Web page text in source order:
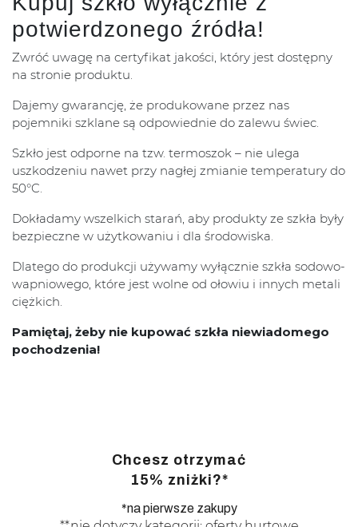
potwierdzonego źródła!
Zwróć uwagę na certyfikat jakości, który jest dostępny
na stronie produktu.
Dajemy gwarancję, że produkowane przez nas
pojemniki szklane są odpowiednie do zalewu świec.
Szkło jest odporne na tzw. termoszok – nie ulega
uszkodzeniu nawet przy nagłej zmianie temperatury do
50°C.
Dokładamy wszelkich starań, aby produkty ze szkła były
bezpieczne w użytkowaniu i dla środowiska.
Dlatego do produkcji używamy wyłącznie szkła sodowo-
wapniowego, które jest wolne od ołowiu i innych metali
ciężkich.
Pamiętaj, żeby nie kupować szkła niewiadomego
pochodzenia!
Chcesz otrzymać
15% zniżki?*
*na pierwsze zakupy